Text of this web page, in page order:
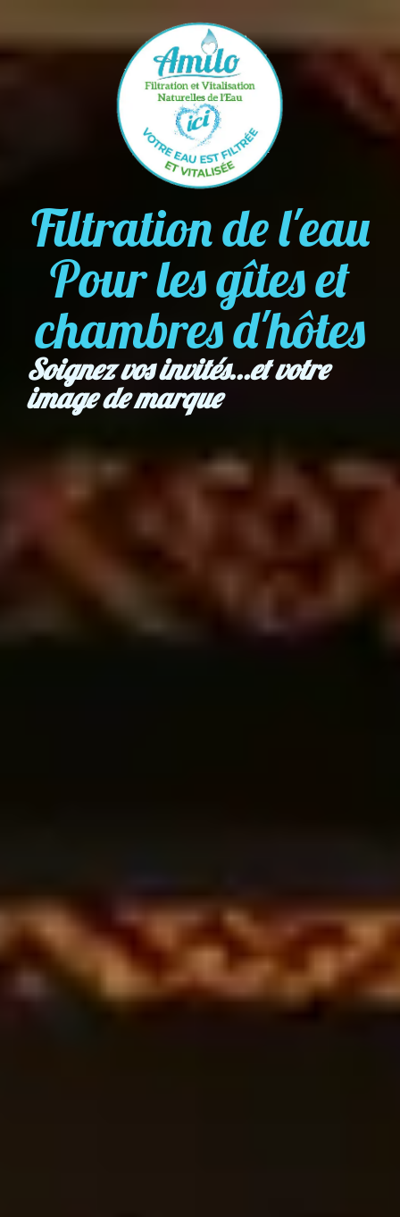
Filtration de l'eau
Pour les gîtes et
chambres d'hôtes
Soignez vos invités...et votre
image de marque